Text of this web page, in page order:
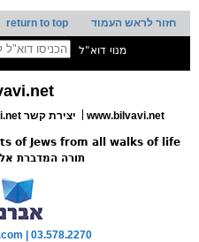
חזור לראש העמוד return to top
מנוי דוא"ל
www.bilvavi.net יצירת קשר
of Jews from all walks of life
תורה המדברת
| 03.578.2270